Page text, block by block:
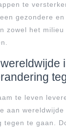
te
gezondere
zowel het
te leven
aan wereldwijde
tegen te gaan.